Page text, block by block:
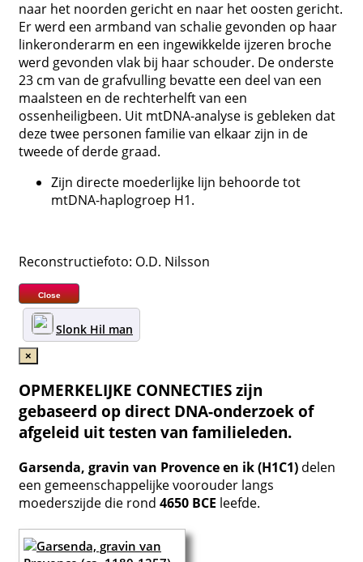
naar het noorden gericht en naar het oosten gericht.
Er werd een armband van schalie gevonden op haar
linkeronderarm en een ingewikkelde ijzeren broche
werd gevonden vlak bij haar schouder. De onderste
23 cm van de grafvulling bevatte een deel van een
maalsteen en de rechterhelft van een
ossenheiligbeen. Uit mtDNA-analyse is gebleken dat
deze twee personen familie van elkaar zijn in de
tweede of derde graad.
Zijn directe moederlijke lijn behoorde tot
mtDNA-haplogroep H1.
Reconstructiefoto: O.D. Nilsson
Close
Slonk Hil man
×
OPMERKELIJKE CONNECTIES zijn
gebaseerd op direct DNA-onderzoek of
afgeleid uit testen van familieleden.
Garsenda, gravin van Provence en ik (H1C1) delen
een gemeenschappelijke voorouder langs
moederszijde die rond 4650 BCE leefde.